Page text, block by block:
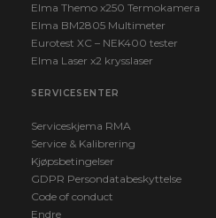
Elma Themo x250 Termokamera
Elma BM2805 Multimeter
Eurotest XC – NEK400 tester
Elma Laser x2 krysslaser
SERVICESENTER
Serviceskjema RMA
Service & Kalibrering
Kjøpsbetingelser
GDPR Persondatabeskyttelse
Code of conduct
Endre